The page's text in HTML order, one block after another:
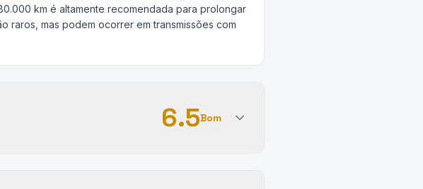
km é altamente recomendada para prolongar
raros, mas podem ocorrer em transmissões com
6.5Bom